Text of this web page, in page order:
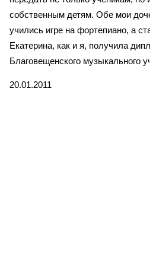
собственным детям. Обе мои
учились игре на фортепиано, а
Екатерина, как и я, получила
Благовещенского музыкального
20.01.2011